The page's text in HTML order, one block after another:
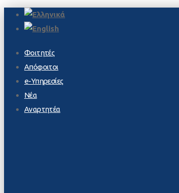
Φοιτητές
Απόφοιτοι
e-Υπηρεσίες
Νέα
Αναρτητέα